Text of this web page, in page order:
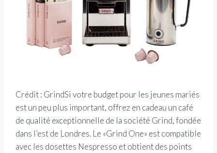
Crédit : GrindSi votre budget pour les jeunes mariés
est un peu plus important, offrez en cadeau un café
de qualité exceptionnelle de la société Grind, fondée
dans l’est de Londres. Le «Grind One» est compatible
avec les dosettes Nespresso et obtient des points